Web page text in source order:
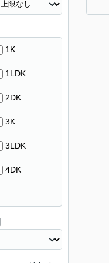
1K
1LDK
2DK
3K
3LDK
4DK